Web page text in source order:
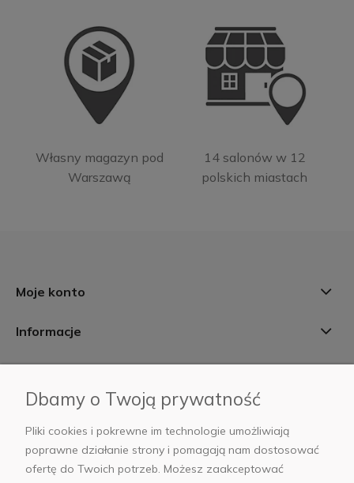
Własny magazyn pod
Warszawą
14 salonów w 12
polskich miastach
Moje konto
Informacje
AB Foto
Dbamy o Twoją prywatność
Pliki cookies i pokrewne im technologie umożliwiają
poprawne działanie strony i pomagają nam dostosować
ofertę do Twoich potrzeb. Możesz zaakceptować